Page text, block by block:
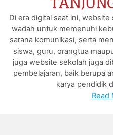
Di era digital saat ini,
wadah untuk memenuhi
sarana komunikasi, serta
siswa, guru, orangtua
juga website sekolah juga
pembelajaran, baik berupa
karya pendidik
Read